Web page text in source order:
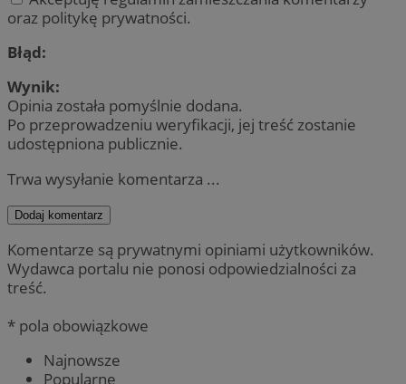
oraz politykę prywatności.
Błąd:
Wynik:
Opinia została pomyślnie dodana.
Po przeprowadzeniu weryfikacji, jej treść zostanie
udostępniona publicznie.
Trwa wysyłanie komentarza ...
Dodaj komentarz
Komentarze są prywatnymi opiniami użytkowników.
Wydawca portalu nie ponosi odpowiedzialności za
treść.
* pola obowiązkowe
Najnowsze
Popularne